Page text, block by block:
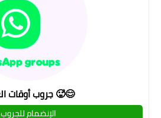
جروب أوقات الغرام 🥵😊
الإنضمام للجروب